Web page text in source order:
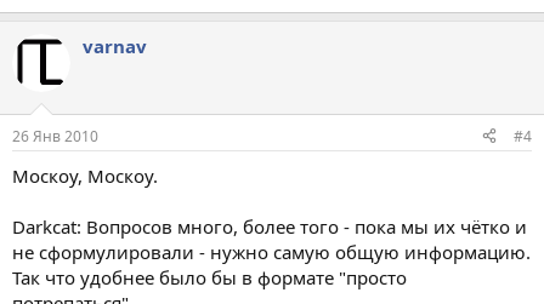
varnav
26 Янв 2010 #4
Москоу, Москоу.
Darkcat: Вопросов много, более того - пока мы их чётко и
не сформулировали - нужно самую общую информацию.
Так что удобнее было бы в формате "просто